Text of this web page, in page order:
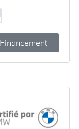
Financement